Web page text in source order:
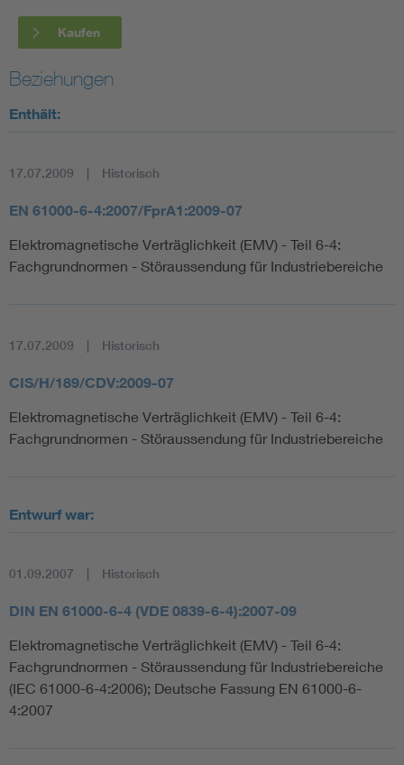
Kaufen
Beziehungen
Enthält:
17.07.2009 Historisch
EN 61000-6-4:2007/FprA1:2009-07
Elektromagnetische Verträglichkeit (EMV) - Teil 6-4:
Fachgrundnormen - Störaussendung für Industriebereiche
17.07.2009 Historisch
CIS/H/189/CDV:2009-07
Elektromagnetische Verträglichkeit (EMV) - Teil 6-4:
Fachgrundnormen - Störaussendung für Industriebereiche
Entwurf war:
01.09.2007 Historisch
DIN EN 61000-6-4 (VDE 0839-6-4):2007-09
Elektromagnetische Verträglichkeit (EMV) - Teil 6-4:
Fachgrundnormen - Störaussendung für Industriebereiche
(IEC 61000-6-4:2006); Deutsche Fassung EN 61000-6-
4:2007